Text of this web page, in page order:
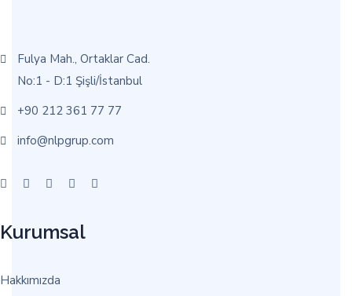
Fulya Mah., Ortaklar Cad.
No:1 - D:1 Şişli/İstanbul
+90 212 361 77 77
info@nlpgrup.com
Kurumsal
Hakkımızda